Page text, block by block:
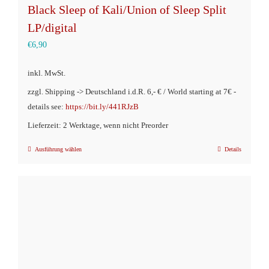
Black Sleep of Kali/Union of Sleep Split
LP/digital
€6,90
inkl. MwSt.
zzgl. Shipping -> Deutschland i.d.R. 6,- € / World starting at 7€ -
details see: https://bit.ly/441RJzB
Lieferzeit: 2 Werktage, wenn nicht Preorder
Ausführung wählenDieses
Details